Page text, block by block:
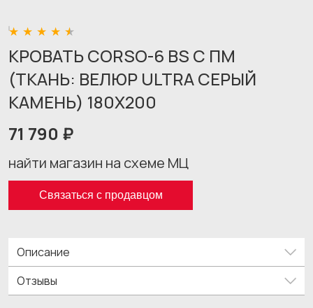
КРОВАТЬ CORSO-6 BS С ПМ
(ТКАНЬ: ВЕЛЮР ULTRA СЕРЫЙ
КАМЕНЬ) 180X200
71 790 ₽
найти магазин на схеме МЦ
Связаться с продавцом
Описание
Отзывы